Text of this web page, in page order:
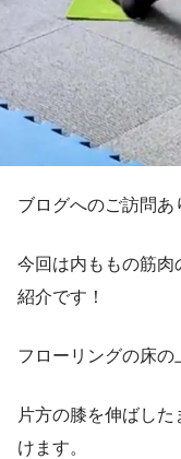
ブログへのご訪問あ
今回は内ももの筋肉
紹介です！
フローリングの床の
片方の膝を伸ばし
けます。